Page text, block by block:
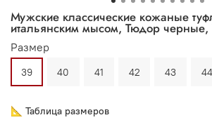
Мужские классические кожаные
итальянским мысом, Тюдор
Размер
39 40 41 42 43 44
📐 Таблица размеров